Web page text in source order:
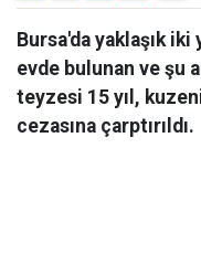
Bursa'da yaklaşık iki
evde bulunan ve şu
teyzesi 15 yıl,
cezasına çarptırıldı.